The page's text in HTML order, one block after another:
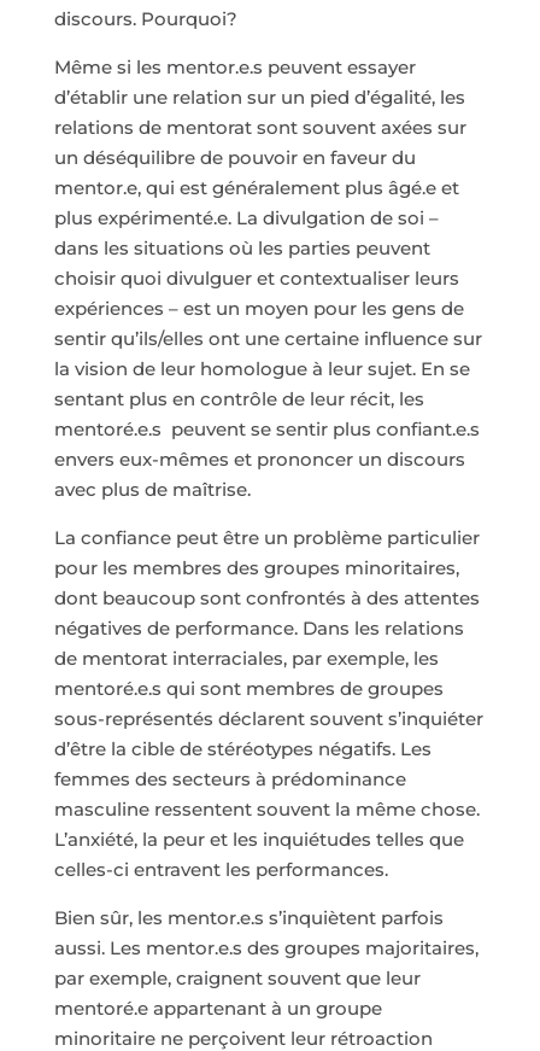
discours. Pourquoi?
Même si les mentor.e.s peuvent essayer
d’établir une relation sur un pied d’égalité, les
relations de mentorat sont souvent axées sur
un déséquilibre de pouvoir en faveur du
mentor.e, qui est généralement plus âgé.e et
plus expérimenté.e. La divulgation de soi –
dans les situations où les parties peuvent
choisir quoi divulguer et contextualiser leurs
expériences – est un moyen pour les gens de
sentir qu’ils/elles ont une certaine influence sur
la vision de leur homologue à leur sujet. En se
sentant plus en contrôle de leur récit, les
mentoré.e.s peuvent se sentir plus confiant.e.s
envers eux-mêmes et prononcer un discours
avec plus de maîtrise.
La confiance peut être un problème particulier
pour les membres des groupes minoritaires,
dont beaucoup sont confrontés à des attentes
négatives de performance. Dans les relations
de mentorat interraciales, par exemple, les
mentoré.e.s qui sont membres de groupes
sous-représentés déclarent souvent s’inquiéter
d’être la cible de stéréotypes négatifs. Les
femmes des secteurs à prédominance
masculine ressentent souvent la même chose.
L’anxiété, la peur et les inquiétudes telles que
celles-ci entravent les performances.
Bien sûr, les mentor.e.s s’inquiètent parfois
aussi. Les mentor.e.s des groupes majoritaires,
par exemple, craignent souvent que leur
mentoré.e appartenant à un groupe
minoritaire ne perçoivent leur rétroaction